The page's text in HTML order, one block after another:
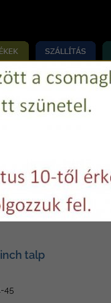
+36 29 750977
varrovilag@varrovilag.hu
talp
45